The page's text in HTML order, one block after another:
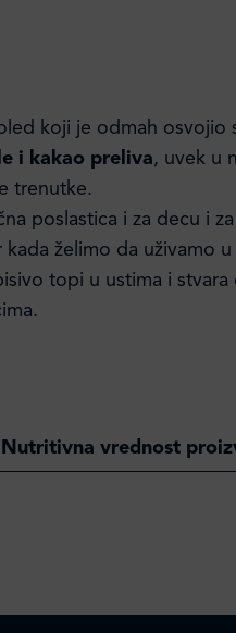
koji je odmah osvojio
i kakao preliva, uvek u
trenutke.
poslastica i za decu i
kada želimo da uživamo
topi u ustima i
Nutritivna vrednost